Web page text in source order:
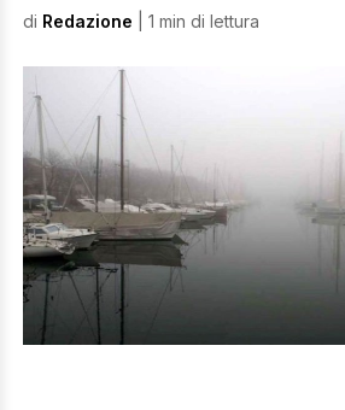
di Redazione | 1 min di lettura